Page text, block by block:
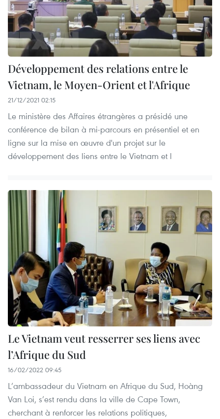
Développement des relations entre le
Vietnam, le Moyen-Orient et l'Afrique
21/12/2021 02:15
Le ministère des Affaires étrangères a présidé une
conférence de bilan à mi-parcours en présentiel et en
ligne sur la mise en œuvre d'un projet sur le
développement des liens entre le Vietnam et l
Le Vietnam veut resserrer ses liens avec
l’Afrique du Sud
16/02/2022 09:45
L’ambassadeur du Vietnam en Afrique du Sud, Hoàng
Van Loi, s’est rendu dans la ville de Cape Town,
cherchant à renforcer les relations politiques,